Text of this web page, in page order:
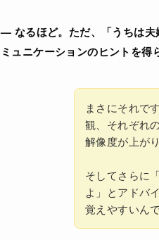
— なるほど。ただ、「うちは
ミュニケーションのヒントを得
まさにそれで
観、それぞれ
解像度が上が
そしてさらに
よ」とアドバ
覚えやすいん